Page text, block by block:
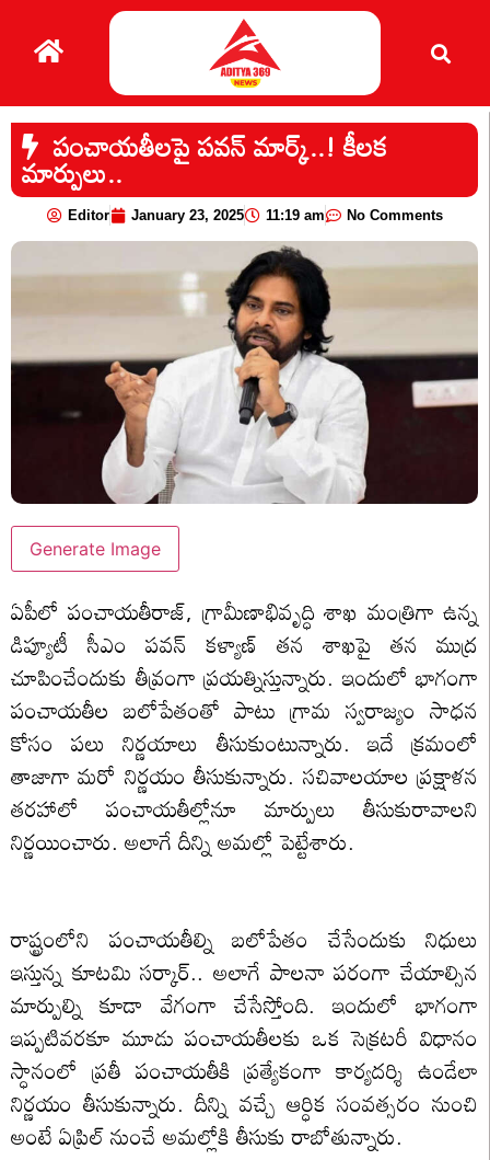
పంచాయతీలపై పవన్ మార్క్..! కీలక
మార్పులు..
Editor January 23, 2025 11:19 am No Comments
Generate Image
ఏపీలో పంచాయతీరాజ్, గ్రామీణాభివృద్ధి శాఖ మంత్రిగా ఉన్న
డిప్యూటీ సీఎం పవన్ కళ్యాణ్ తన శాఖపై తన ముద్ర
చూపించేందుకు తీవ్రంగా ప్రయత్నిస్తున్నారు. ఇందులో భాగంగా
పంచాయతీల బలోపేతంతో పాటు గ్రామ స్వరాజ్యం సాధన
కోసం పలు నిర్ణయాలు తీసుకుంటున్నారు. ఇదే క్రమంలో
తాజాగా మరో నిర్ణయం తీసుకున్నారు. సచివాలయాల ప్రక్షాళన
తరహాలో పంచాయతీల్లోనూ మార్పులు తీసుకురావాలని
నిర్ణయించారు. అలాగే దీన్ని అమల్లో పెట్టేశారు.
రాష్ట్రంలోని పంచాయతీల్ని బలోపేతం చేసేందుకు నిధులు
ఇస్తున్న కూటమి సర్కార్.. అలాగే పాలనా పరంగా చేయాల్సిన
మార్పుల్ని కూడా వేగంగా చేసేస్తోంది. ఇందులో భాగంగా
ఇప్పటివరకూ మూడు పంచాయతీలకు ఒక సెక్రటరీ విధానం
స్ధానంలో ప్రతీ పంచాయతీకి ప్రత్యేకంగా కార్యదర్శి ఉండేలా
నిర్ణయం తీసుకున్నారు. దీన్ని వచ్చే ఆర్ధిక సంవత్సరం నుంచి
అంటే ఏప్రిల్ నుంచే అమల్లోకి తీసుకు రాబోతున్నారు.